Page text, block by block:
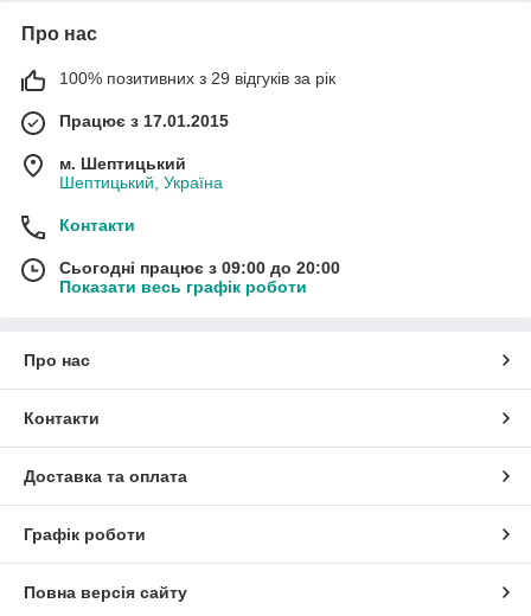
Про нас
100% позитивних з 29 відгуків за рік
Працює з 17.01.2015
м. Шептицький
Шептицький, Україна
Контакти
Сьогодні працює з 09:00 до 20:00
Показати весь графік роботи
Про нас
Контакти
Доставка та оплата
Графік роботи
Повна версія сайту